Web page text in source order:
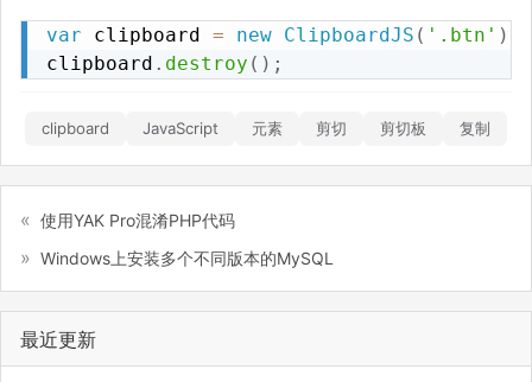
var clipboard = new ClipboardJS ( '.btn' )
clipboard . destroy ( ) ;
clipboard JavaScript 元素 剪切 剪切板 复制
使用YAK Pro混淆PHP代码
Windows上安装多个不同版本的MySQL
最近更新